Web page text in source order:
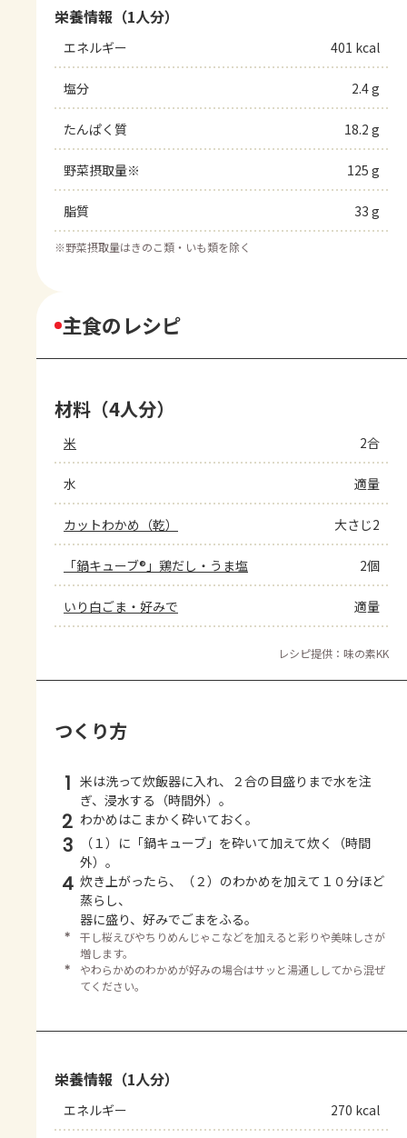
栄養情報（1人分）
エネルギー 401 kcal
塩分 2.4 g
たんぱく質 18.2 g
野菜摂取量※ 125 g
脂質 33 g
※野菜摂取量はきのこ類・いも類を除く
主食のレシピ
材料（4人分）
米 2合
水 適量
カットわかめ（乾） 大さじ2
「鍋キューブ®」鶏だし・うま塩 2個
いり白ごま・好みで 適量
レシピ提供：味の素KK
つくり方
1 米は洗って炊飯器に入れ、２合の目盛りまで水を注
ぎ、浸水する（時間外）。
2 わかめはこまかく砕いておく。
3
（１）に「鍋キューブ」を砕いて加えて炊く（時間
外）。
4 炊き上がったら、（２）のわかめを加えて１０分ほど
蒸らし、
器に盛り、好みでごまをふる。
＊
干し桜えびやちりめんじゃこなどを加えると彩りや美味しさが
増します。
＊
やわらかめのわかめが好みの場合はサッと湯通ししてから混ぜ
てください。
栄養情報（1人分）
エネルギー 270 kcal